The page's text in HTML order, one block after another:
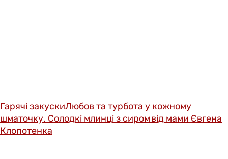
Гарячі закускиЛюбов та турбота у кожному
шматочку. Солодкі млинці з сиром від мами Євгена
Клопотенка